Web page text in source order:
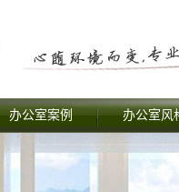
办公室案例 办公室风